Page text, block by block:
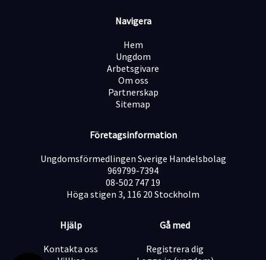
Är tekniskt intresserad och har god
problemlösningsförmåga
Är noggrann, ansvarstagande och kvalitetsmedveten
Har god samarbetsförmåga men kan även arbeta
Behärskar svenska i tal och skrift
Har truckkort eller annan relevant utbildning
Vi erbjuder
Navigera
Hem
Ungdom
Arbetsgivare
Om oss
Partnerskap
Sitemap
Företagsinformation
Ungdomsförmedlingen Sverige Handelsbolag
969799-7394
08-502 747 19
Höga stigen 3, 116 20 Stockholm
Hjälp
Kontakta oss
Gå med
Registrera dig